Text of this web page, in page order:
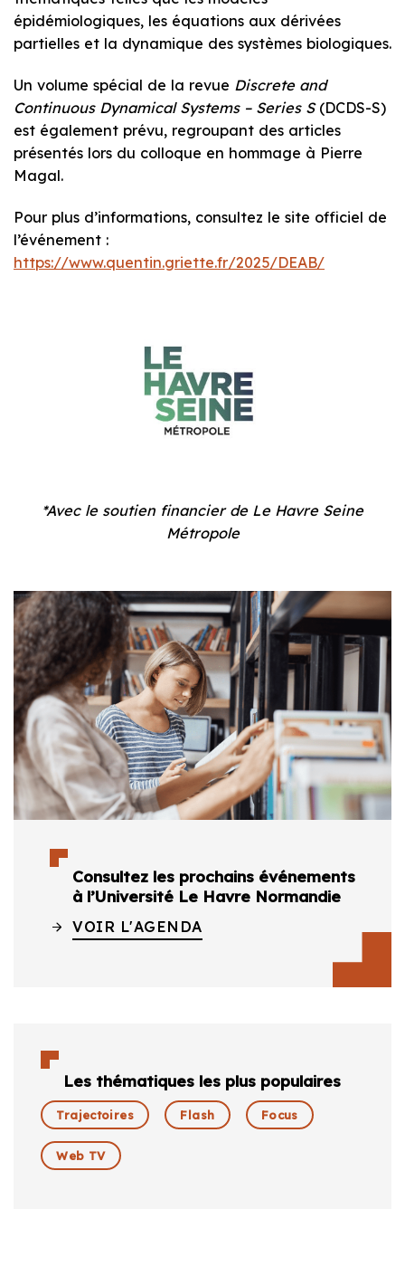
épidémiologiques, les équations aux dérivées
partielles et la dynamique des systèmes biologiques.
Un volume spécial de la revue Discrete and
Continuous Dynamical Systems – Series S(DCDS-S)
est également prévu, regroupant des articles
présentés lors du colloque en hommage à Pierre
Magal.
Pour plus d’informations, consultez le site officiel de
l’événement :
https://www.quentin.griette.fr/2025/DEAB/
*Avec le soutien financier de Le Havre Seine
Métropole
Consultez les prochains événements
à l’Université Le Havre Normandie
VOIR L'AGENDA
Les thématiques les plus populaires
Trajectoires Flash Focus
Web TV